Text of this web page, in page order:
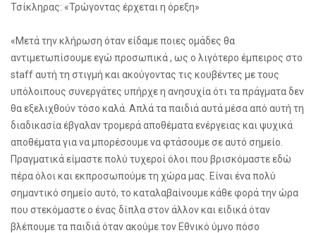
Τσίκληρας: «Τρώγοντας έρχεται η όρεξη»
«Μετά την κλήρωση όταν είδαμε ποιες ομάδες θα
αντιμετωπίσουμε εγώ προσωπικά , ως ο λιγότερο έμπειρος στο
staff αυτή τη στιγμή και ακούγοντας τις κουβέντες με τους
υπόλοιπους συνεργάτες υπήρχε η ανησυχία ότι τα πράγματα δεν
θα εξελιχθούν τόσο καλά. Απλά τα παιδιά αυτά μέσα από αυτή τη
διαδικασία έβγαλαν τρομερά αποθέματα ενέργειας και ψυχικά
αποθέματα για να μπορέσουμε να φτάσουμε σε αυτό σημείο.
Πραγματικά είμαστε πολύ τυχεροί όλοι που βρισκόμαστε εδώ
πέρα όλοι και εκπροσωπούμε τη χώρα μας. Είναι ένα πολύ
σημαντικό σημείο αυτό, το καταλαβαίνουμε κάθε φορά την ώρα
που στεκόμαστε ο ένας δίπλα στον άλλον και ειδικά όταν
βλέπουμε τα παιδιά όταν ακούμε τον Εθνικό ύμνο πόσο